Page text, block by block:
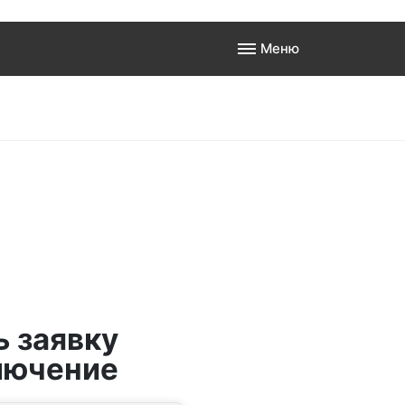
Меню
заявку